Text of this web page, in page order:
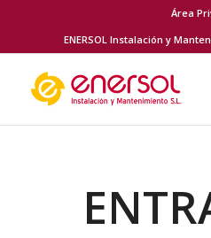
Área
ENERSOL Instalación y